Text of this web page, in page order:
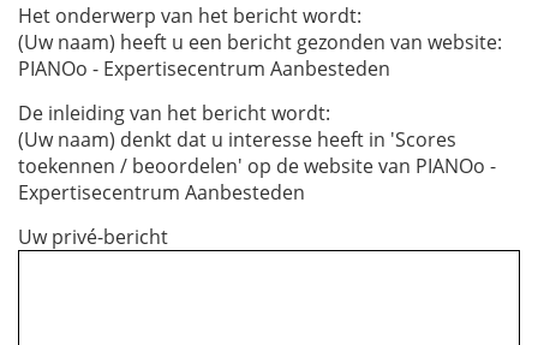
Het onderwerp van het bericht wordt:
(Uw naam) heeft u een bericht gezonden van website:
PIANOo - Expertisecentrum Aanbesteden
De inleiding van het bericht wordt:
(Uw naam) denkt dat u interesse heeft in 'Scores
toekennen / beoordelen' op de website van PIANOo -
Expertisecentrum Aanbesteden
Uw privé-bericht